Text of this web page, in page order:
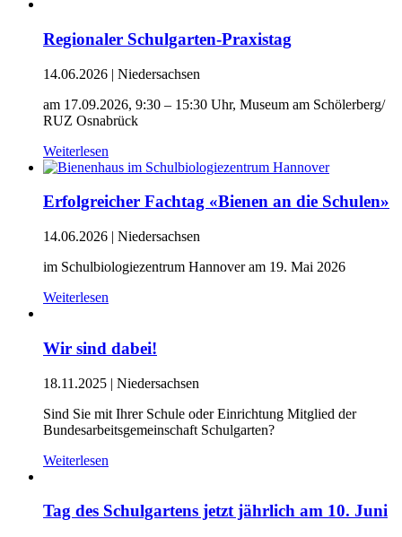
Regionaler Schulgarten-Praxistag
14.06.2026 | Niedersachsen
am 17.09.2026, 9:30 – 15:30 Uhr, Museum am Schölerberg/
RUZ Osnabrück
Weiterlesen
Erfolgreicher Fachtag «Bienen an die Schulen»
14.06.2026 | Niedersachsen
im Schulbiologiezentrum Hannover am 19. Mai 2026
Weiterlesen
Wir sind dabei!
18.11.2025 | Niedersachsen
Sind Sie mit Ihrer Schule oder Einrichtung Mitglied der
Bundesarbeitsgemeinschaft Schulgarten?
Weiterlesen
Tag des Schulgartens jetzt jährlich am 10. Juni